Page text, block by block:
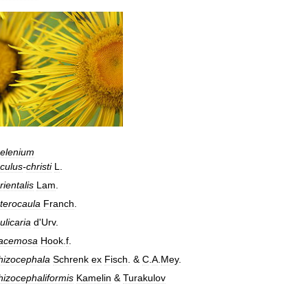
-christi L
Lam
Franch
d'Urv.
Hook f
Schrenk ex Fisch . & C A Mey.
Kamelin & Turakulov